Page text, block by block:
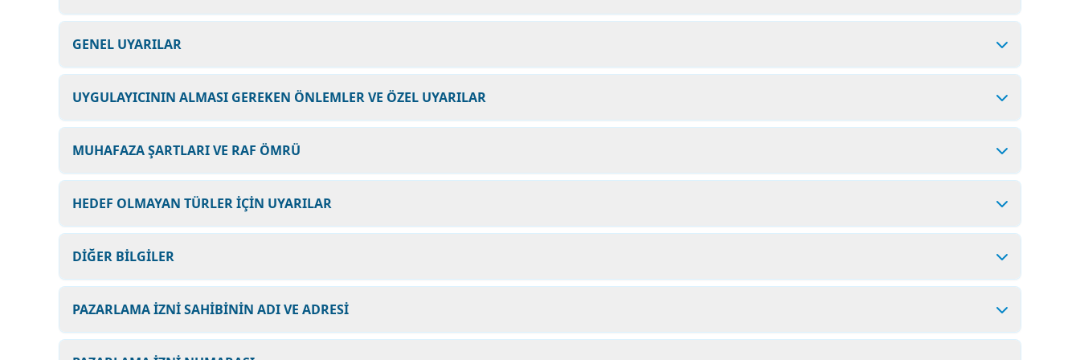
GENEL UYARILAR
UYGULAYICININ ALMASI GEREKEN ÖNLEMLER VE ÖZEL UYARILAR
MUHAFAZA ŞARTLARI VE RAF ÖMRÜ
HEDEF OLMAYAN TÜRLER İÇİN UYARILAR
DİĞER BİLGİLER
PAZARLAMA İZNİ SAHİBİNİN ADI VE ADRESİ